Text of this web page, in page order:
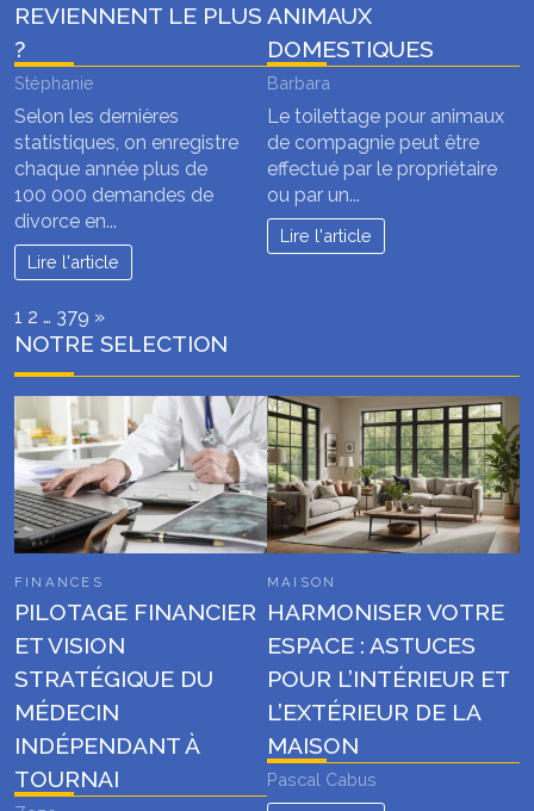
REVIENNENT LE PLUS
?
Stéphanie
Selon les dernières
statistiques, on enregistre
chaque année plus de
100 000 demandes de
divorce en...
Lire l'article
ANIMAUX
DOMESTIQUES
Barbara
Le toilettage pour animaux
de compagnie peut être
effectué par le propriétaire
ou par un...
Lire l'article
Page:
1 2 … 379 Next
»
NOTRE SELECTION
FINANCES
PILOTAGE FINANCIER
ET VISION
STRATÉGIQUE DU
MÉDECIN
INDÉPENDANT À
TOURNAI
MAISON
HARMONISER VOTRE
ESPACE : ASTUCES
POUR L’INTÉRIEUR ET
L’EXTÉRIEUR DE LA
MAISON
Pascal Cabus